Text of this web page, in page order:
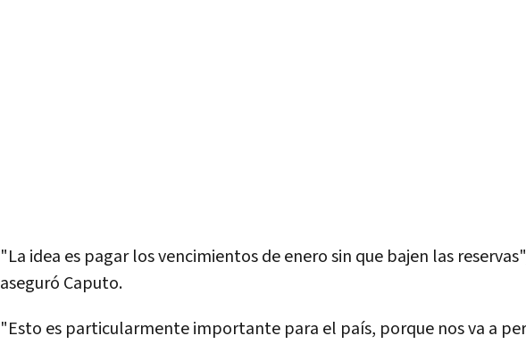
"La idea es pagar los vencimientos de enero sin que bajen las
aseguró Caputo.
"Esto es particularmente importante para el país, porque nos va a